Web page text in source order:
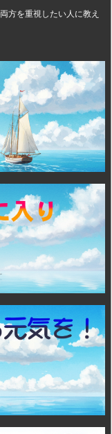
方を重視したい人に教え